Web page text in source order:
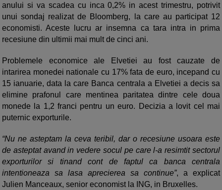
anului si va scadea cu inca 0,2% in acest trimestru, potrivit
unui sondaj realizat de Bloomberg, la care au participat 12
economisti. Aceste lucru ar insemna ca tara intra in prima
recesiune din ultimii mai mult de cinci ani.
Problemele economice ale Elvetiei au fost cauzate de
intarirea monedei nationale cu 17% fata de euro, incepand cu
15 ianuarie, data la care Banca centrala a Elvetiei a decis sa
elimine prafonul care mentinea paritatea dintre cele doua
monede la 1,2 franci pentru un euro. Decizia a lovit cel mai
puternic exporturile.
“Nu ne asteptam la ceva teribil, dar o recesiune usoara este
de asteptat avand in vedere socul pe care l-a resimtit sectorul
exporturilor si tinand cont de faptul ca banca centrala
intentioneaza sa lasa aprecierea sa continue”, a explicat
Julien Manceaux, senior economist la ING, in Bruxelles.